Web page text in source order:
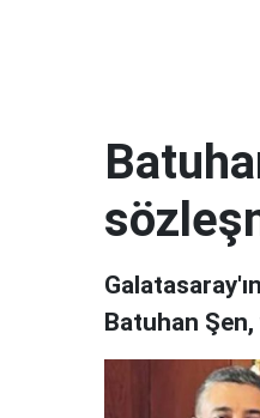
Batuhan Şen,